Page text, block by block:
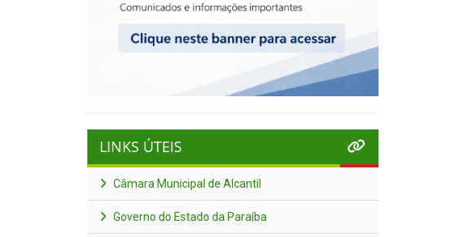
LINKS ÚTEIS
Câmara Municipal de Alcantil
Governo do Estado da Paraíba